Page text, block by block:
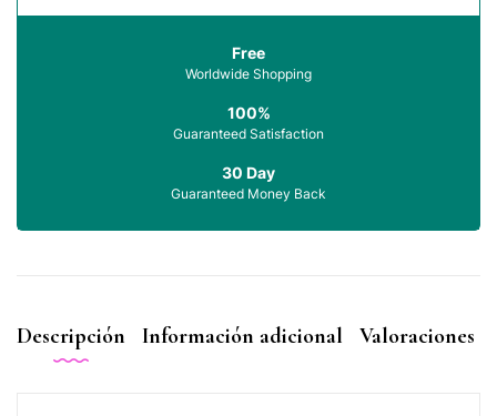
Free
Worldwide Shopping
100%
Guaranteed Satisfaction
30 Day
Guaranteed Money Back
Descripción Información adicional Valoraciones